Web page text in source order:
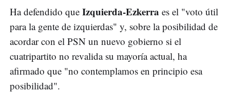
Ha defendido que Izquierda-Ezkerra es el "voto útil
para la gente de izquierdas" y, sobre la posibilidad de
acordar con el PSN un nuevo gobierno si el
cuatripartito no revalida su mayoría actual, ha
afirmado que "no contemplamos en principio esa
posibilidad".